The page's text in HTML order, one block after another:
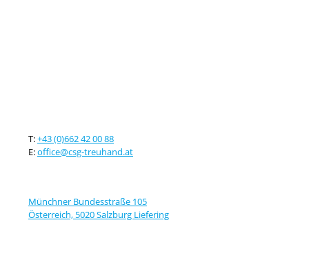
T:+43 (0)662 42 00 88
E:office@csg-treuhand.at
Münchner Bundesstraße 105
Österreich, 5020 Salzburg Liefering